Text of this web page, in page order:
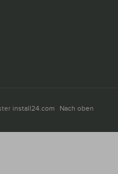
install24.com Nach oben